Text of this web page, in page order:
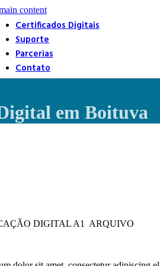
content
Certificados Digitais
Suporte
Parcerias
Contato
em Boituva
DIGITAL A1 ARQUIVO